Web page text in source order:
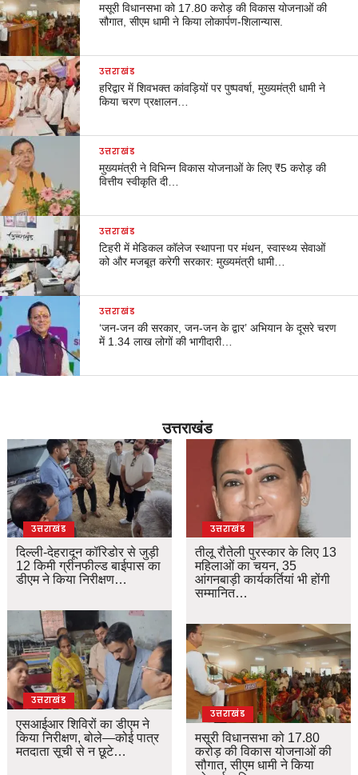
मसूरी विधानसभा को 17.80 करोड़ की विकास योजनाओं की
सौगात, सीएम धामी ने किया लोकार्पण-शिलान्यास.
उत्तराखंड
हरिद्वार में शिवभक्त कांवड़ियों पर पुष्पवर्षा, मुख्यमंत्री धामी ने
किया चरण प्रक्षालन…
उत्तराखंड
मुख्यमंत्री ने विभिन्न विकास योजनाओं के लिए ₹5 करोड़ की
वित्तीय स्वीकृति दी…
उत्तराखंड
टिहरी में मेडिकल कॉलेज स्थापना पर मंथन, स्वास्थ्य सेवाओं
को और मजबूत करेगी सरकार: मुख्यमंत्री धामी…
उत्तराखंड
‘जन-जन की सरकार, जन-जन के द्वार’ अभियान के दूसरे चरण
में 1.34 लाख लोगों की भागीदारी…
उत्तराखंड
उत्तराखंड
दिल्ली-देहरादून कॉरिडोर से जुड़ी
12 किमी ग्रीनफील्ड बाईपास का
डीएम ने किया निरीक्षण…
उत्तराखंड
एसआईआर शिविरों का डीएम ने
किया निरीक्षण, बोले—कोई पात्र
मतदाता सूची से न छूटे…
उत्तराखंड
तीलू रौतेली पुरस्कार के लिए 13
महिलाओं का चयन, 35
आंगनबाड़ी कार्यकर्तियां भी होंगी
सम्मानित…
उत्तराखंड
मसूरी विधानसभा को 17.80
करोड़ की विकास योजनाओं की
सौगात, सीएम धामी ने किया